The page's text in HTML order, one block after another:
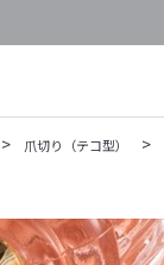
> 爪切り（テコ型） >